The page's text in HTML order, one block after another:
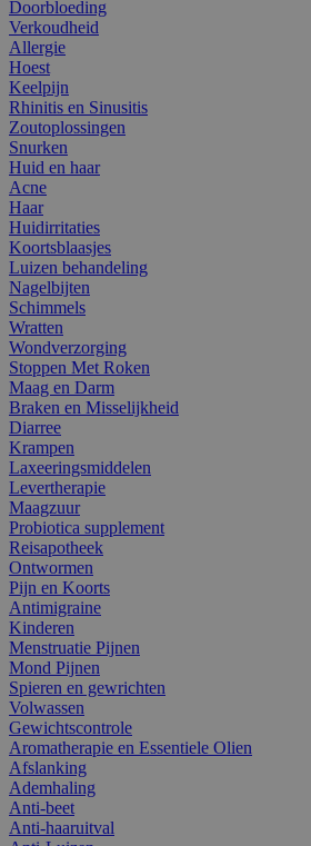
Doorbloeding
Verkoudheid
Allergie
Hoest
Keelpijn
Rhinitis en Sinusitis
Zoutoplossingen
Snurken
Huid en haar
Acne
Haar
Huidirritaties
Koortsblaasjes
Luizen behandeling
Nagelbijten
Schimmels
Wratten
Wondverzorging
Stoppen Met Roken
Maag en Darm
Braken en Misselijkheid
Diarree
Krampen
Laxeeringsmiddelen
Levertherapie
Maagzuur
Probiotica supplement
Reisapotheek
Ontwormen
Pijn en Koorts
Antimigraine
Kinderen
Menstruatie Pijnen
Mond Pijnen
Spieren en gewrichten
Volwassen
Gewichtscontrole
Aromatherapie en Essentiele Olien
Afslanking
Ademhaling
Anti-beet
Anti-haaruitval